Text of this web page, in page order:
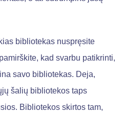
bibliotekas nuspręsite
kad svarbu patikrinti,
savo bibliotekas. Deja,
šalių bibliotekos taps
Bibliotekos skirtos tam,